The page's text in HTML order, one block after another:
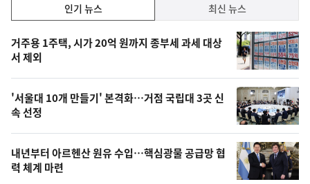
기,
최
신,
오
늘
의
영
상
인기 뉴스 최신 뉴스
인
기
뉴
스
거주용 1주택, 시가 20억 원까지 종부세 과세 대상
서 제외
'서울대 10개 만들기' 본격화…거점 국립대 3곳 신
속 선정
내년부터 아르헨산 원유 수입…핵심광물 공급망 협
력 체계 마련